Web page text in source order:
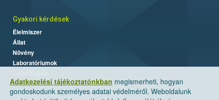
Adatkezelési tájékoztatónkban megismerheti, hogyan
gondoskodunk személyes adatai védelméről. Weboldalunk
Gyakori kérdések
Élelmiszer
Állat
Növény
Laboratóriumok